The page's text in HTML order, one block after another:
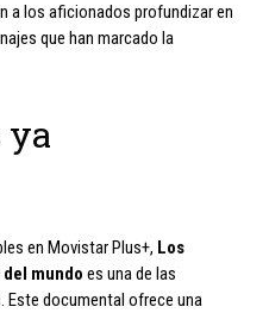
a los aficionados profundizar en
que han marcado la
ya
en Movistar Plus+, Los
mundo es una de las
Este documental ofrece una